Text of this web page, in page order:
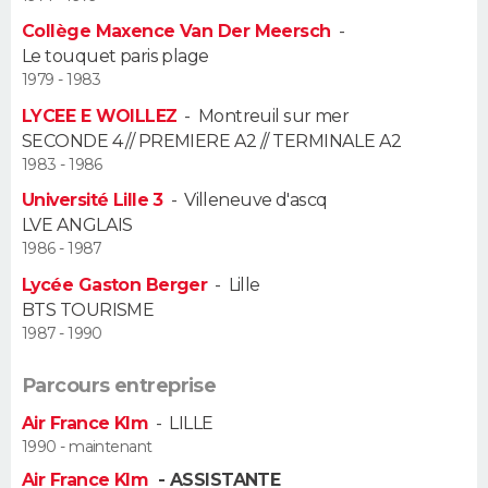
Alimentation
Guide de la santé
Maladies
Médicaments
Sommeil
VOYAGE
GUIDES D'ACHAT
BONS PLANS
CARTE DE VOEUX
Carte de Noël
Carte Bonne année
Carte Saint-Valentin
Carte Pâques
Carte d'anniversaire
DICTIONNAIRE
S'inscrire
Se connecter
Lycées
Collèges
Primaires
Universités
Entreprises
Service militaire
Avis de recherche
AVIS DE DÉCÈS
Collège Maxence Van Der Meersch -
Le touquet paris plage
1979 - 1983
LYCEE E WOILLEZ - Montreuil sur mer
SECONDE 4 // PREMIERE A2 // TERMINALE A2
1983 - 1986
Université Lille 3-Villeneuve d'ascq
LVE ANGLAIS
1986 - 1987
Lycée Gaston Berger- Lille
BTS TOURISME
1987 - 1990
Parcours entreprise
Air France Klm - LILLE
1990 - maintenant
Air France Klm - ASSISTANTE